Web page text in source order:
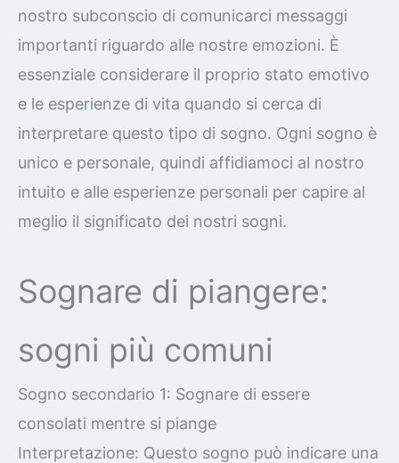
nostro subconscio di comunicarci messaggi
importanti riguardo alle nostre emozioni. È
essenziale considerare il proprio stato emotivo
e le esperienze di vita quando si cerca di
interpretare questo tipo di sogno. Ogni sogno è
unico e personale, quindi affidiamoci al nostro
intuito e alle esperienze personali per capire al
meglio il significato dei nostri sogni.
Sognare di piangere:
sogni più comuni
Sogno secondario 1: Sognare di essere
consolati mentre si piange
Interpretazione: Questo sogno può indicare una